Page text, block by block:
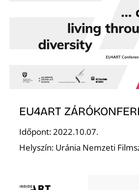
EU4ART
Időpont: 2022.10.07.
Helyszín: Uránia Nemzeti